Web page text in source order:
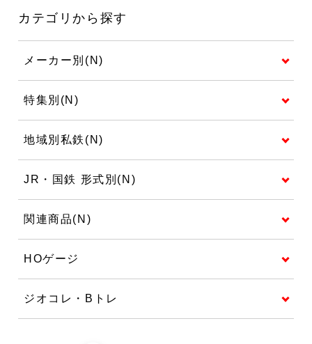
カテゴリから探す
メーカー別(N)
特集別(N)
地域別私鉄(N)
JR・国鉄 形式別(N)
関連商品(N)
HOゲージ
ジオコレ・Bトレ